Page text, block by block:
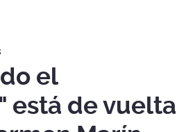
el
está de vuelta